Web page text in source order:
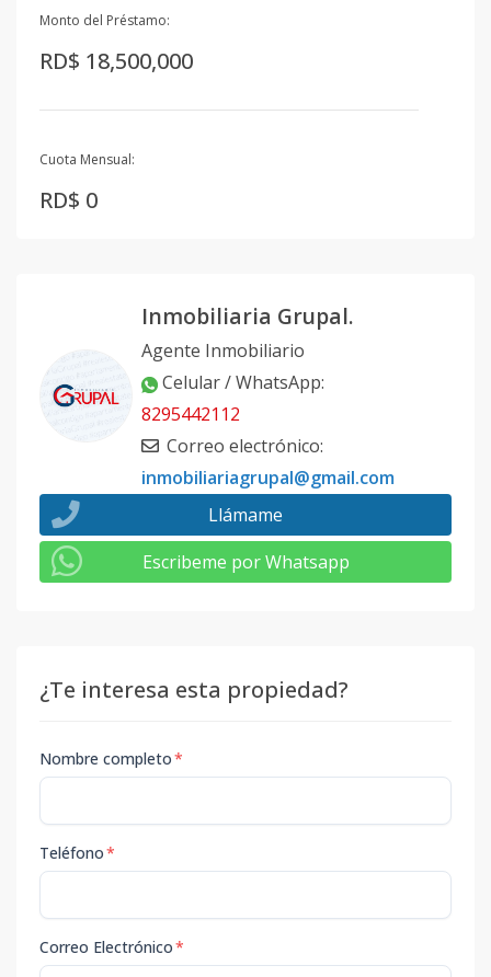
Monto del Préstamo:
RD$ 18,500,000
Cuota Mensual:
RD$ 0
Inmobiliaria Grupal.
Agente Inmobiliario
Celular / WhatsApp:
8295442112
Correo electrónico:
inmobiliariagrupal@gmail.com
Llámame
Escribeme por Whatsapp
¿Te interesa esta propiedad?
Nombre completo*
Teléfono*
Correo Electrónico*